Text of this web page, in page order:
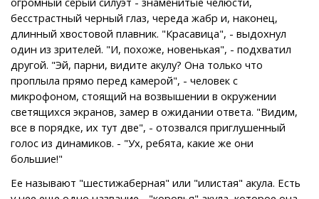
бесстрастный черный глаз, череда жабр и, наконец,
длинный хвостовой плавник. "Красавица", - выдохнул
один из зрителей. "И, похоже, новенькая", - подхватил
другой. "Эй, парни, видите акулу? Она только что
проплыла прямо перед камерой", - человек с
микрофоном, стоящий на возвышении в окружении
светящихся экранов, замер в ожидании ответа. "Видим,
все в порядке, их тут две", - отозвался приглушенный
голос из динамиков. - "Ух, ребята, какие же они
большие!"
Ее называют "шестижаберная" или "илистая" акула. Есть